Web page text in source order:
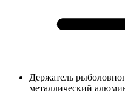
Держатель
металлический